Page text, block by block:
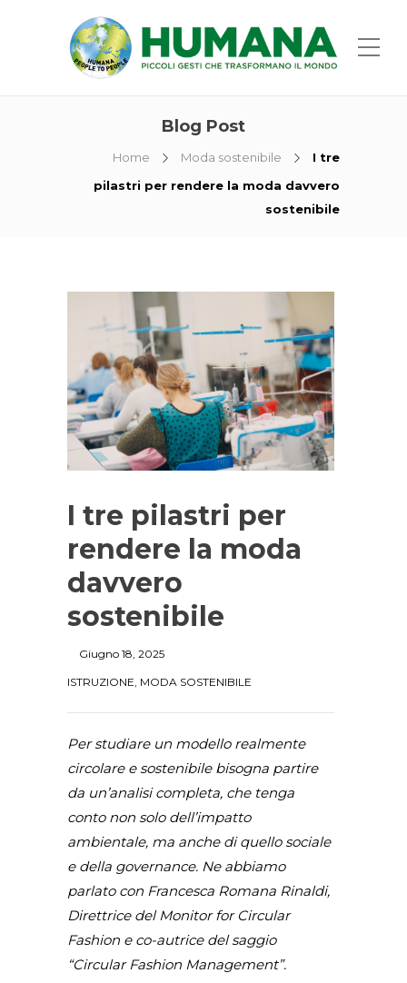
Blog Post
Home Moda sostenibile
I tre
pilastri per rendere la moda davvero
sostenibile
I tre pilastri per
rendere la moda
davvero
sostenibile
Giugno 18, 2025
ISTRUZIONE, MODA SOSTENIBILE
Per studiare un modello realmente
circolare e sostenibile bisogna partire
da un’analisi completa, che tenga
conto non solo dell’impatto
ambientale, ma anche di quello sociale
e della governance. Ne abbiamo
parlato con Francesca Romana Rinaldi,
Direttrice del Monitor for Circular
Fashion e co-autrice del saggio
“Circular Fashion Management”.